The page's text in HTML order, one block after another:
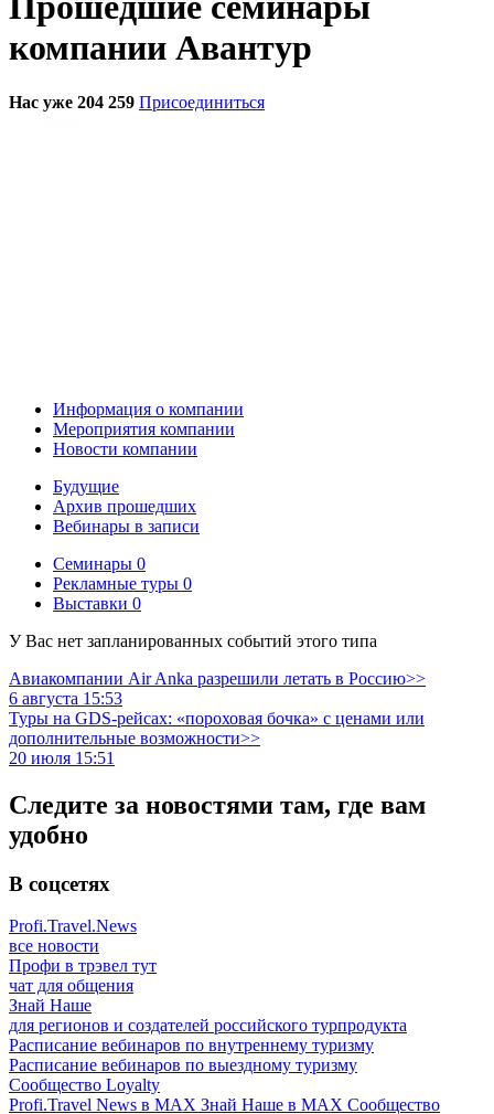
компании Авантур
Нас уже 204 259 Присоединиться
Информация о компании
Мероприятия компании
Новости компании
Будущие
Архив прошедших
Вебинары в записи
Семинары 0
Рекламные туры 0
Выставки 0
У Вас нет запланированных событий этого типа
Авиакомпании Air Anka разрешили летать в Россию>>
6 августа 15:53
Туры на GDS-рейсах: «пороховая бочка» с ценами или
дополнительные возможности>>
20 июля 15:51
Следите за новостями там, где вам
удобно
В соцсетях
Profi.Travel.News
все новости
Профи в трэвел тут
чат для общения
Знай Наше
для регионов и создателей российского турпродукта
Расписание вебинаров по внутреннему туризму
Расписание вебинаров по выездному туризму
Сообщество Loyalty
Profi.Travel News в MAX Знай Наше в MAX Сообщество